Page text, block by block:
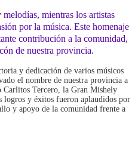
mientras los artistas
por la música. Este homenaje
contribución a la comunidad,
de nuestra provincia.
y dedicación de varios músicos
el nombre de nuestra provincia a
Carlitos Tercero, la Gran Mishely
logros y éxitos fueron aplaudidos por
y apoyo de la comunidad frente a